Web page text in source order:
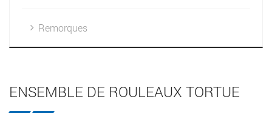
Remorques
ENSEMBLE DE ROULEAUX TORTUE